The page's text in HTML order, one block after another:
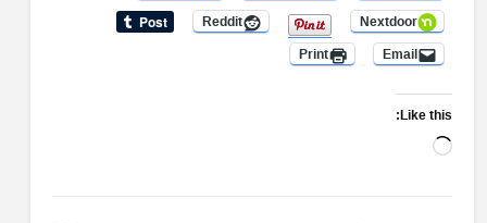
Nextdoor
Reddit
Email
Print
Like this:
Loading…